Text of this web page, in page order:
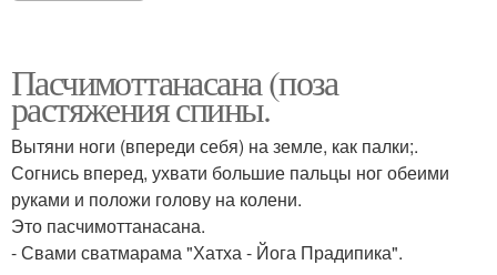
Пасчимоттанасана (поза
растяжения спины.
Вытяни ноги (впереди себя) на земле, как палки;.
Согнись вперед, ухвати большие пальцы ног обеими
руками и положи голову на колени.
Это пасчимоттанасана.
- Свами сватмарама "Хатха - Йога Прадипика".